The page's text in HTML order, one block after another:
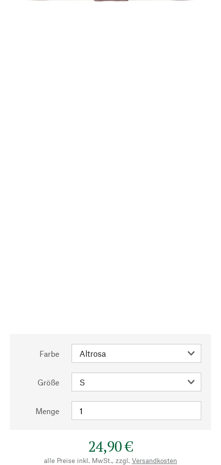
Farbe
Größe
Menge
24,90 €
alle Preise inkl. MwSt., zzgl. Versandkosten